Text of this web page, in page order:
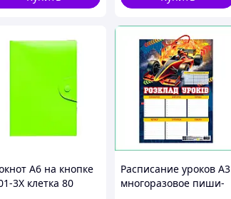
А6 на кнопке
3Х клетка 80
Расписание уроков А3
многоразовое пиши-